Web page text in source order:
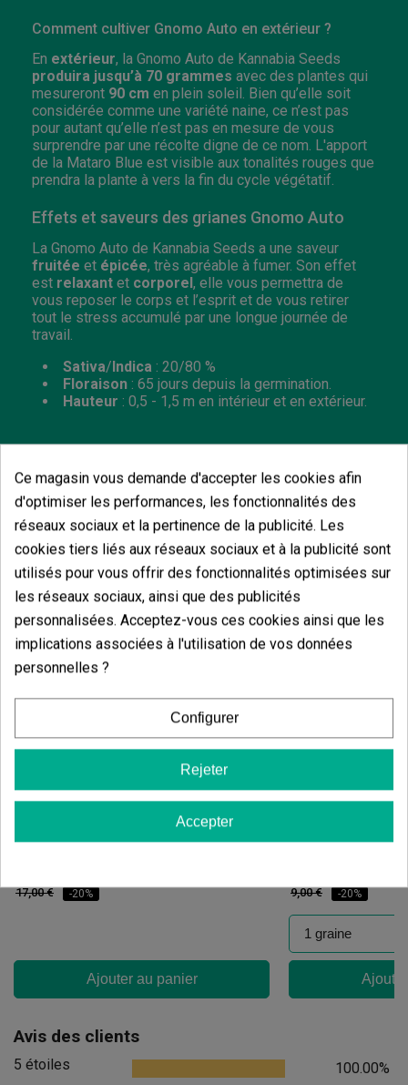
Comment cultiver Gnomo Auto en extérieur ?
En extérieur, la Gnomo Auto de Kannabia Seeds
produira jusqu’à 70 grammes avec des plantes qui
mesureront 90 cm en plein soleil. Bien qu’elle soit
considérée comme une variété naine, ce n’est pas
pour autant qu’elle n’est pas en mesure de vous
surprendre par une récolte digne de ce nom. L'apport
de la Mataro Blue est visible aux tonalités rouges que
prendra la plante à vers la fin du cycle végétatif.
Effets et saveurs des grianes Gnomo Auto
La Gnomo Auto de Kannabia Seeds a une saveur
fruitée et épicée, très agréable à fumer. Son effet
est relaxant et corporel, elle vous permettra de
vous reposer le corps et l’esprit et de vous retirer
tout le stress accumulé par une longue journée de
travail.
Sativa/Indica : 20/80 %
Floraison : 65 jours depuis la germination.
Hauteur : 0,5 - 1,5 m en intérieur et en extérieur.
Vous aimerez aussi
17,00 € -20%
Ajouter au panier
9,00 € -20%
Avis des clients
5 étoiles
100.00%
Ce magasin vous demande d'accepter les cookies afin
d'optimiser les performances, les fonctionnalités des
réseaux sociaux et la pertinence de la publicité. Les
cookies tiers liés aux réseaux sociaux et à la publicité sont
utilisés pour vous offrir des fonctionnalités optimisées sur
les réseaux sociaux, ainsi que des publicités
personnalisées. Acceptez-vous ces cookies ainsi que les
implications associées à l'utilisation de vos données
personnelles ?
Configurer
Rejeter
Accepter